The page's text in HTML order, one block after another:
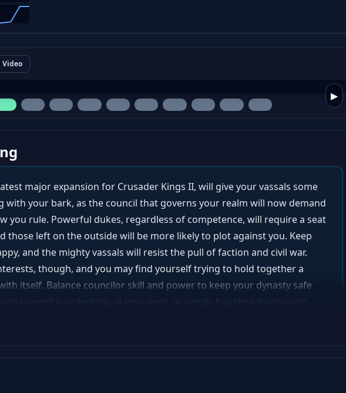
Video
▶
major expansion for Crusader Kings II, will give your vassals some
with your bark, as the council that governs your realm will now demand
you rule. Powerful dukes, regardless of competence, will require a seat
those left on the outside will be more likely to plot against you. Keep
and the mighty vassals will resist the pull of faction and civil war.
though, and you may find yourself trying to hold together a
itself. Balance councilor skill and power to keep your dynasty safe
makes the royal council a force unto itself. Main features: Councils can
to realm laws – or you can try to limit their power and influence
the possibility of coalitions Improved military combat model with a